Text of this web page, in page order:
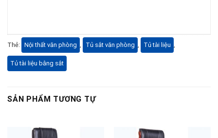
Thẻ: Nội thất văn phòng Tủ sắt văn phòng Tủ tài liệu
Tủ tài liệu bằng sắt
SẢN PHẨM TƯƠNG TỰ